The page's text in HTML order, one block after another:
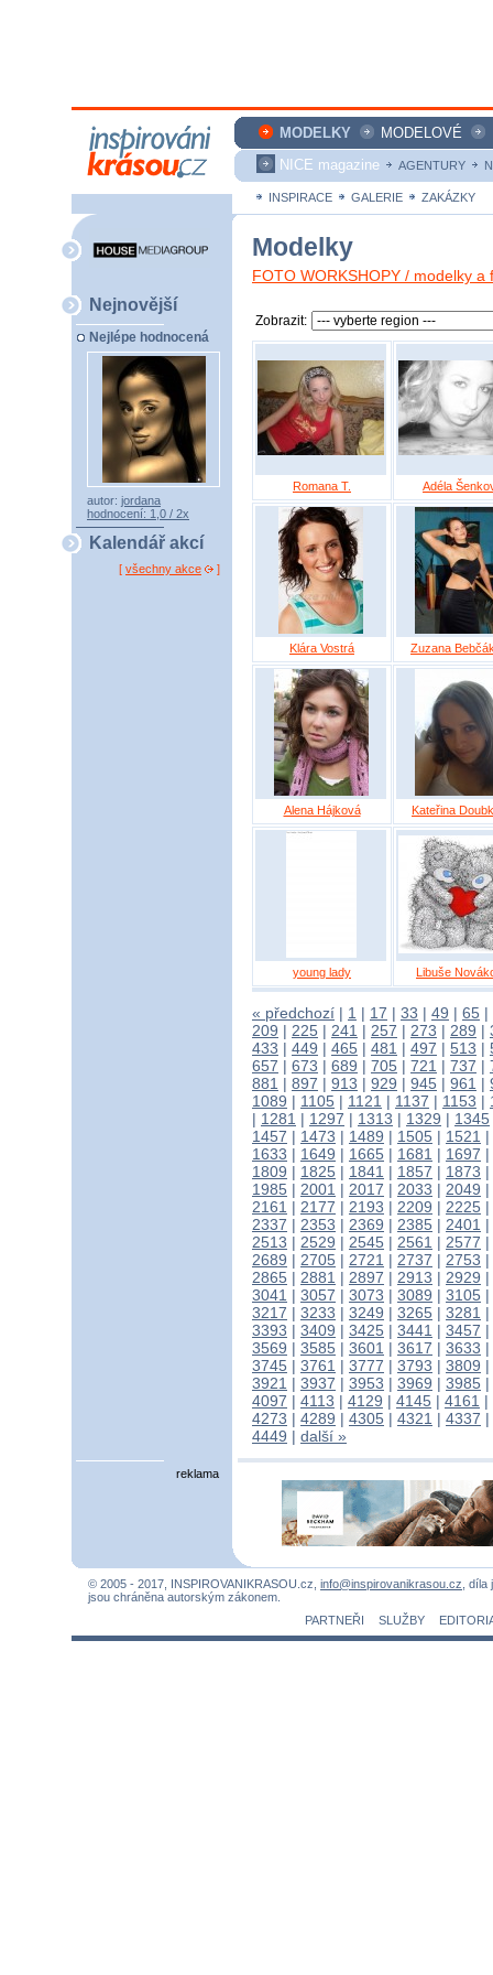
MODELKY MODELOVÉ
NICE magazine
AGENTURY
INSPIRACE GALERIE ZAKÁZKY
Nejnovější
Nejlépe hodnocená
autor: jordana
hodnocení: 1,0 / 2x
Kalendář akcí
[ všechny akce ]
Modelky
FOTO WORKSHOPY / modelky
Zobrazit:
Romana T. Adéla
Klára Vostrá Zuzana
Alena Hájková Kateřina
young lady Libuše
« předchozí | 1 | 17 | 33 | 49 | 65 |
209 | 225 | 241 | 257 | 273 | 289 |
433 | 449 | 465 | 481 | 497 | 513 |
657 | 673 | 689 | 705 | 721 | 737 |
881 | 897 | 913 | 929 | 945 | 961 |
1089 | 1105 | 1121 | 1137 | 1153 |
| 1281 | 1297 | 1313 | 1329 | 1345
1457 | 1473 | 1489 | 1505 | 1521 |
1633 | 1649 | 1665 | 1681 | 1697 |
1809 | 1825 | 1841 | 1857 | 1873 |
1985 | 2001 | 2017 | 2033 | 2049 |
2161 | 2177 | 2193 | 2209 | 2225 |
2337 | 2353 | 2369 | 2385 | 2401 |
2513 | 2529 | 2545 | 2561 | 2577 |
2689 | 2705 | 2721 | 2737 | 2753 |
2865 | 2881 | 2897 | 2913 | 2929 |
3041 | 3057 | 3073 | 3089 | 3105 |
3217 | 3233 | 3249 | 3265 | 3281 |
3393 | 3409 | 3425 | 3441 | 3457 |
3569 | 3585 | 3601 | 3617 | 3633 |
3745 | 3761 | 3777 | 3793 | 3809 |
3921 | 3937 | 3953 | 3969 | 3985 |
4097 | 4113 | 4129 | 4145 | 4161 |
4273 | 4289 | 4305 | 4321 | 4337 |
4449 | další »
reklama
© 2005 - 2017, INSPIROVANIKRASOU.cz, info@inspirovanikrasou.cz, díla
jsou chráněna autorským zákonem.
PARTNEŘI
SLUŽBY